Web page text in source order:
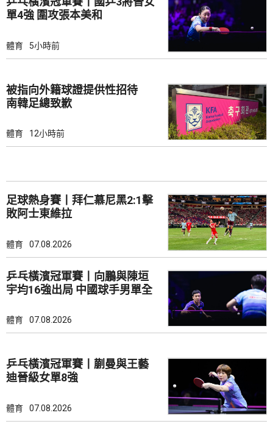
單4強 圍攻張本美和
體育 5小時前
被指向外籍球證提供性招待
南韓足總致歉
體育 12小時前
足球熱身賽丨拜仁慕尼黑2:1擊
敗阿士東維拉
體育 07.08.2026
乒乓橫濱冠軍賽丨向鵬與陳垣
宇均16強出局 中國球手男單全
體育 07.08.2026
乒乓橫濱冠軍賽丨蒯曼與王藝
迪晉級女單8強
體育 07.08.2026